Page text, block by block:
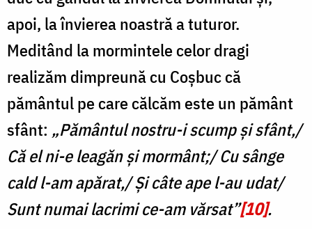
apoi, la învierea noastră a tuturor.
Meditând la mormintele celor dragi
realizăm dimpreună cu Coșbuc că
pământul pe care călcăm este un pământ
sfânt: „Pământul nostru-i scump și sfânt,/
Că el ni-e leagăn și mormânt;/ Cu sânge
cald l-am apărat,/ Și câte ape l-au udat/
Sunt numai lacrimi ce-am vărsat”[10].